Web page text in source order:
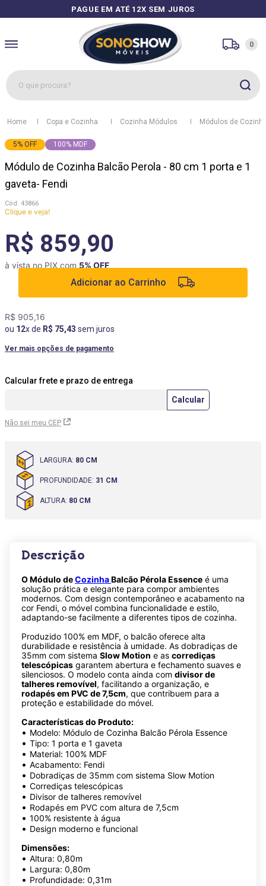
PAGUE EM ATÉ 12X SEM JUROS
0
O que procura?
Copa e Cozinha Cozinha Módulos Módulos de
5% OFF 100% MDF
Módulo de Cozinha Balcão Perola - 80 cm 1 porta e 1
gaveta- Fendi
: 43866
Clique e veja!
R$ 859,90
à vista no PIX com 5% OFF
Adicionar ao Carrinho
R$ 905,16
ou 12x de R$ 75,43 sem juros
Ver mais opções de pagamento
Não sei meu CEP
LARGURA: 80 CM
PROFUNDIDADE: 31 CM
ALTURA: 80 CM
Descrição
O Módulo deCozinhaBalcão Pérola Essence é uma
solução prática e elegante para compor ambientes
modernos. Com design contemporâneo e acabamento na
cor Fendi, o móvel combina funcionalidade e estilo,
adaptando-se facilmente a diferentes tipos de cozinha.
Produzido 100% em MDF, o balcão oferece alta
durabilidade e resistência à umidade. As dobradiças de
35mm com sistema Slow Motion e as corrediças
telescópicas garantem abertura e fechamento suaves e
silenciosos. O modelo conta ainda com divisor de
talheres removível, facilitando a organização, e
rodapés em PVC de 7,5cm, que contribuem para a
proteção e estabilidade do móvel.
Características do Produto:
• Modelo: Módulo de Cozinha Balcão Pérola Essence
• Tipo: 1 porta e 1 gaveta
• Material: 100% MDF
• Acabamento: Fendi
• Dobradiças de 35mm com sistema Slow Motion
• Corrediças telescópicas
• Divisor de talheres removível
• Rodapés em PVC com altura de 7,5cm
• 100% resistente à água
• Design moderno e funcional
Dimensões:
• Altura: 0,80m
• Largura: 0,80m
• Profundidade: 0,31m
3º cozinhas
4 º sofá
6º mesa
7 º cozinha módulos
10º cômoda